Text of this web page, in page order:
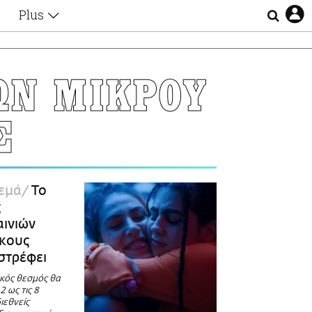
Plus
Αφιερώματα
Ζώδια
Απώλειες
Lgbtqi+
ΜΙΚΡΟΥ
To
θεσμός θα
ως τις 8